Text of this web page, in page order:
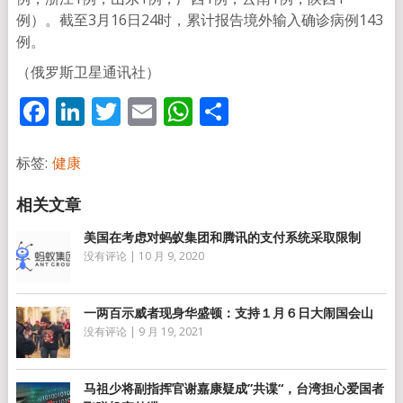
例）。截至3月16日24时，累计报告境外输入确诊病例143
例。
（俄罗斯卫星通讯社）
Facebook
LinkedIn
Twitter
EmailWhatsApp
分
标签: 健康
美国在考虑对蚂蚁集团和腾讯的支付系统采取限制
没有评论 | 10 月 9, 2020
一两百示威者现身华盛顿：支持１月６日大闹国会山
没有评论 | 9 月 19, 2021
马祖少将副指挥官谢嘉康疑成”共谍“，台湾担心爱国者